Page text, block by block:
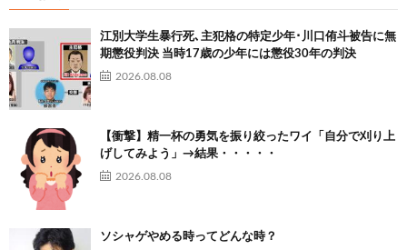
江別大学生暴行死､主犯格の特定少年･川口侑斗被告に無
期懲役判決 当時17歳の少年には懲役30年の判決
2026.08.08
【衝撃】精一杯の勇気を振り絞ったワイ「自分で刈り上
げしてみよう」→結果・・・・・
2026.08.08
ソシャゲやめる時ってどんな時？